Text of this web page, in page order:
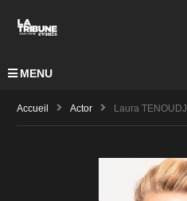
MENU
Accueil Actor Laura TENOUDJI